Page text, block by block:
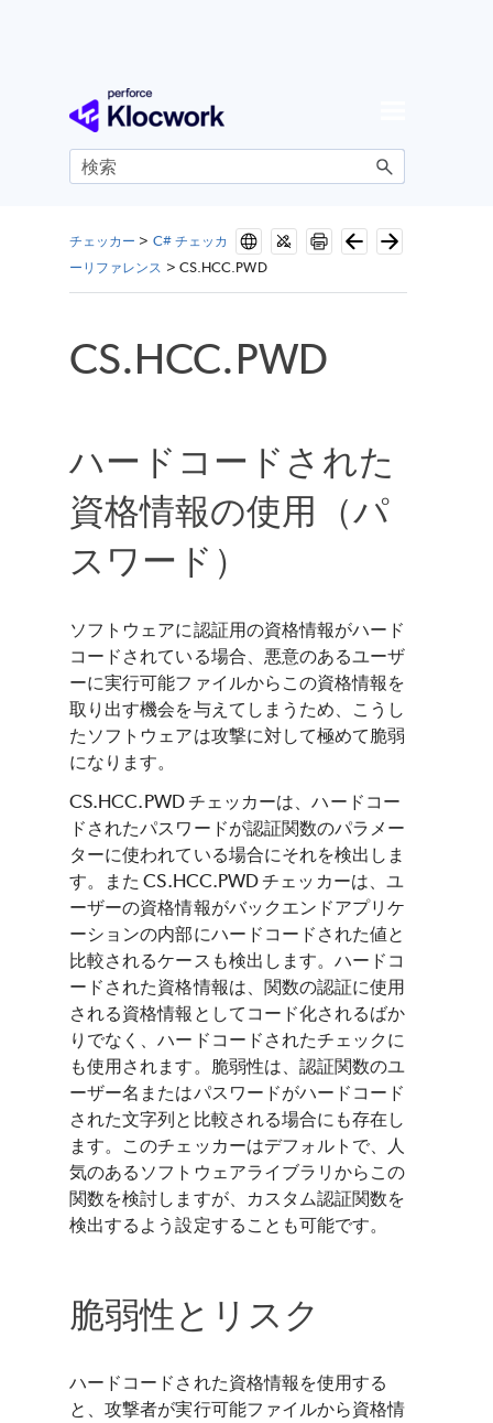
メイン コンテンツにスキップ
チェッカー > C# チェッカ
ーリファレンス > CS.HCC.PWD
CS.HCC.PWD
ハードコードされた
資格情報の使用（パ
スワード）
ソフトウェアに認証用の資格情報がハード
コードされている場合、悪意のあるユーザ
ーに実行可能ファイルからこの資格情報を
取り出す機会を与えてしまうため、こうし
たソフトウェアは攻撃に対して極めて脆弱
になります。
CS.HCC.PWD チェッカーは、ハードコー
ドされたパスワードが認証関数のパラメー
ターに使われている場合にそれを検出しま
す。また CS.HCC.PWD チェッカーは、ユ
ーザーの資格情報がバックエンドアプリケ
ーションの内部にハードコードされた値と
比較されるケースも検出します。ハードコ
ードされた資格情報は、関数の認証に使用
される資格情報としてコード化されるばか
りでなく、ハードコードされたチェックに
も使用されます。脆弱性は、認証関数のユ
ーザー名またはパスワードがハードコード
された文字列と比較される場合にも存在し
ます。このチェッカーはデフォルトで、人
気のあるソフトウェアライブラリからこの
関数を検討しますが、カスタム認証関数を
検出するよう設定することも可能です。
脆弱性とリスク
ハードコードされた資格情報を使用する
と、攻撃者が実行可能ファイルから資格情